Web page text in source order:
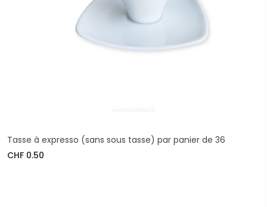
Tasse à expresso (sans sous tasse) par panier de 36
CHF 0.50